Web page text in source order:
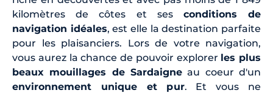
kilomètres de côtes et ses conditions de
navigation idéales, est elle la destination parfaite
pour les plaisanciers. Lors de votre navigation,
vous aurez la chance de pouvoir explorer les plus
beaux mouillages de Sardaigne au coeur d'un
environnement unique et pur. Et vous ne